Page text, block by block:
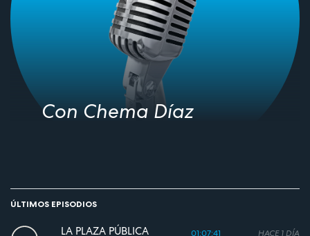
Con Chema Díaz
ÚLTIMOS EPISODIOS
LA PLAZA PÚBLICA
01:07:41 HACE 1 DÍA